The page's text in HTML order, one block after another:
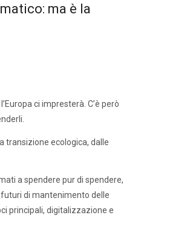
ma è la
ci impresterà. C’è però
transizione ecologica, dalle
a spendere pur di spendere,
futuri di mantenimento delle
principali, digitalizzazione e